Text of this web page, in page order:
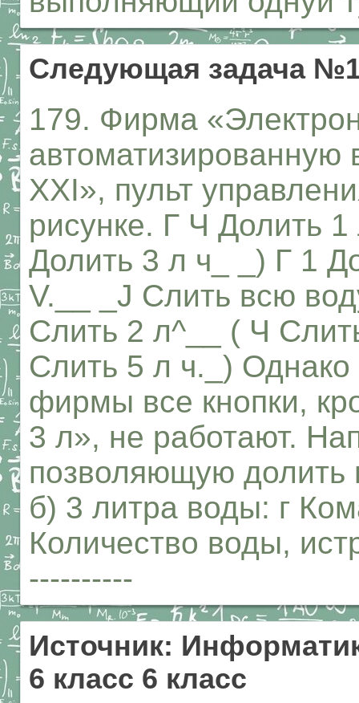
Следующая задача
179. Фирма
автоматизированную
XXI», пульт
рисунке. Г Ч Долить
Долить 3 л ч_ _) Г 1
V.__ _J Слить всю
Слить 2 л^__ ( Ч
Слить 5 л ч._) Однако
фирмы все кнопки,
3 л», не работают.
позволяющую долить
б) 3 литра воды: г
Количество воды,
----------
Источник:
6 класс 6 класс